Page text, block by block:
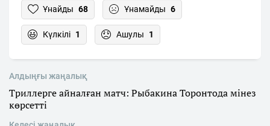
Ұнайды 68 Ұнамайды 6
Күлкілі 1 Ашулы 1
Алдыңғы жаңалық
Триллерге айналған матч: Рыбакина Торонтода мінез
көрсетті